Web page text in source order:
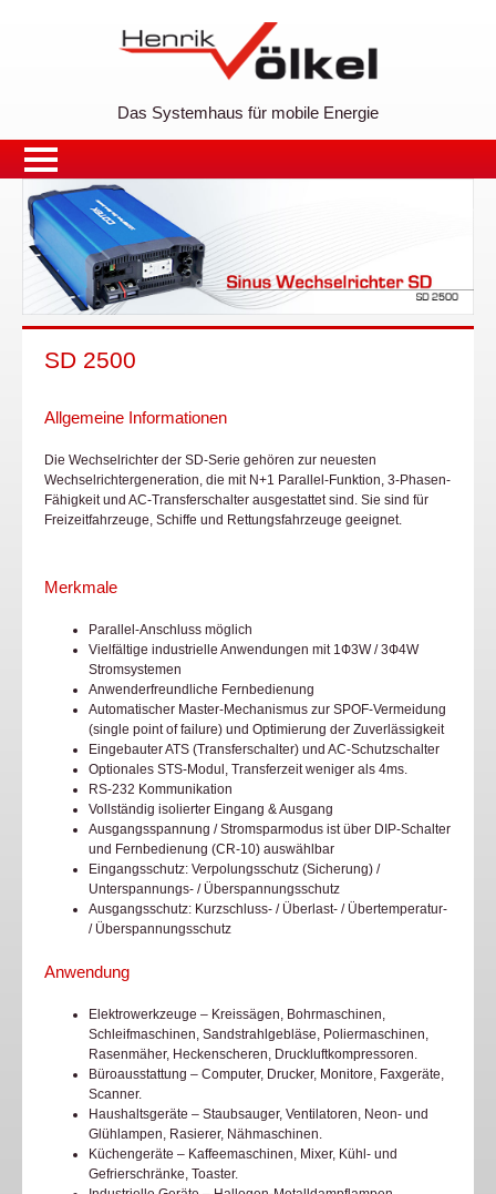
Das Systemhaus für mobile Energie
SD 2500
Allgemeine Informationen
Die Wechselrichter der SD-Serie gehören zur neuesten
Wechselrichtergeneration, die mit N+1 Parallel-Funktion, 3-Phasen-
Fähigkeit und AC-Transferschalter ausgestattet sind. Sie sind für
Freizeitfahrzeuge, Schiffe und Rettungsfahrzeuge geeignet.
Merkmale
Parallel-Anschluss möglich
Vielfältige industrielle Anwendungen mit 1Ф3W / 3Ф4W
Stromsystemen
Anwenderfreundliche Fernbedienung
Automatischer Master-Mechanismus zur SPOF-Vermeidung
(single point of failure) und Optimierung der Zuverlässigkeit
Eingebauter ATS (Transferschalter) und AC-Schutzschalter
Optionales STS-Modul, Transferzeit weniger als 4ms.
RS-232 Kommunikation
Vollständig isolierter Eingang & Ausgang
Ausgangsspannung / Stromsparmodus ist über DIP-Schalter
und Fernbedienung (CR-10) auswählbar
Eingangsschutz: Verpolungsschutz (Sicherung) /
Unterspannungs- / Überspannungsschutz
Ausgangsschutz: Kurzschluss- / Überlast- / Übertemperatur-
/ Überspannungsschutz
Anwendung
Elektrowerkzeuge – Kreissägen, Bohrmaschinen,
Schleifmaschinen, Sandstrahlgebläse, Poliermaschinen,
Rasenmäher, Heckenscheren, Druckluftkompressoren.
Büroausstattung – Computer, Drucker, Monitore, Faxgeräte,
Scanner.
Haushaltsgeräte – Staubsauger, Ventilatoren, Neon- und
Glühlampen, Rasierer, Nähmaschinen.
Küchengeräte – Kaffeemaschinen, Mixer, Kühl- und
Gefrierschränke, Toaster.